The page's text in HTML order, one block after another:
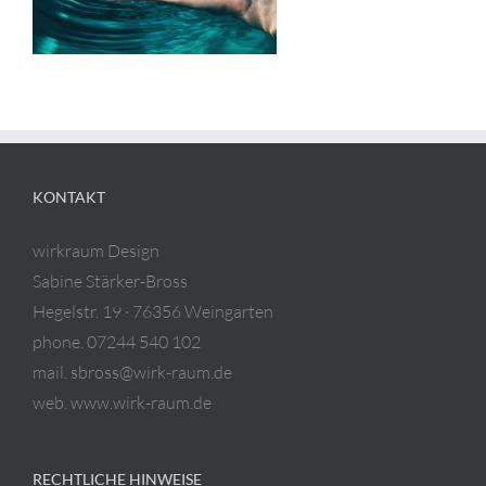
KONTAKT
wirkraum Design
Sabine Stärker-Bross
Hegelstr. 19 · 76356 Weingarten
phone. 07244 540 102
mail. sbross@wirk-raum.de
web. www.wirk-raum.de
RECHTLICHE HINWEISE